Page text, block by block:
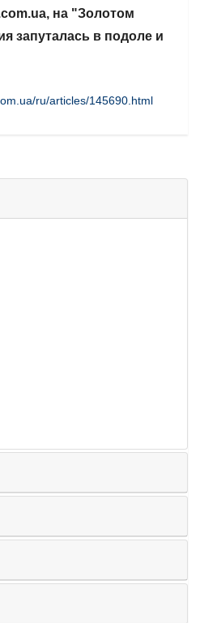
, на "Золотом
запуталась в подоле и
ru/articles/145690.html